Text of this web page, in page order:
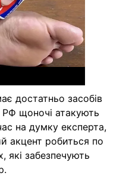
достатньо засобів
щоночі атакують
на думку експерта,
акцент робиться по
які забезпечують